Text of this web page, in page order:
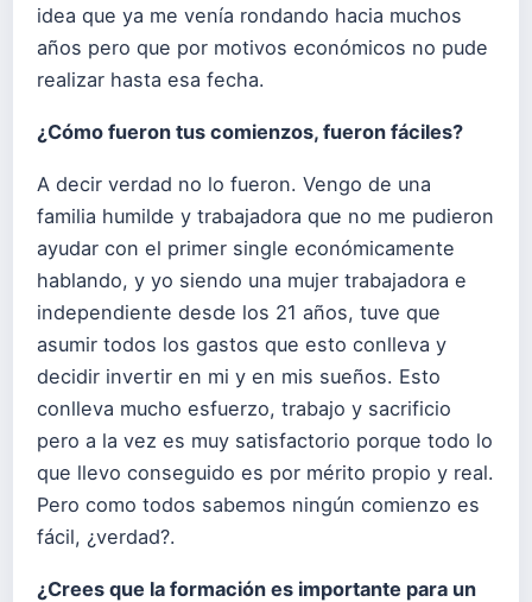
idea que ya me venía rondando hacia muchos
años pero que por motivos económicos no pude
realizar hasta esa fecha.
¿Cómo fueron tus comienzos, fueron fáciles?
A decir verdad no lo fueron. Vengo de una
familia humilde y trabajadora que no me pudieron
ayudar con el primer single económicamente
hablando, y yo siendo una mujer trabajadora e
independiente desde los 21 años, tuve que
asumir todos los gastos que esto conlleva y
decidir invertir en mi y en mis sueños. Esto
conlleva mucho esfuerzo, trabajo y sacrificio
pero a la vez es muy satisfactorio porque todo lo
que llevo conseguido es por mérito propio y real.
Pero como todos sabemos ningún comienzo es
fácil, ¿verdad?.
¿Crees que la formación es importante para un